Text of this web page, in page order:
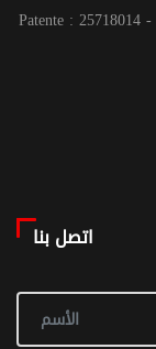
Patente : 25718014
اتصل بنا